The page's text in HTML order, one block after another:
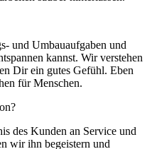
und Umbauaufgaben und
kannst. Wir verstehen
Dir ein gutes Gefühl. Eben
für Menschen.
des Kunden an Service und
wir ihn begeistern und